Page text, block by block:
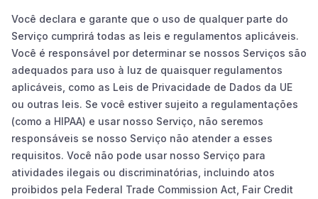
Você declara e garante que o uso de qualquer parte do
Serviço cumprirá todas as leis e regulamentos aplicáveis.
Você é responsável por determinar se nossos Serviços são
adequados para uso à luz de quaisquer regulamentos
aplicáveis, como as Leis de Privacidade de Dados da UE
ou outras leis. Se você estiver sujeito a regulamentações
(como a HIPAA) e usar nosso Serviço, não seremos
responsáveis se nosso Serviço não atender a esses
requisitos. Você não pode usar nosso Serviço para
atividades ilegais ou discriminatórias, incluindo atos
proibidos pela Federal Trade Commission Act, Fair Credit